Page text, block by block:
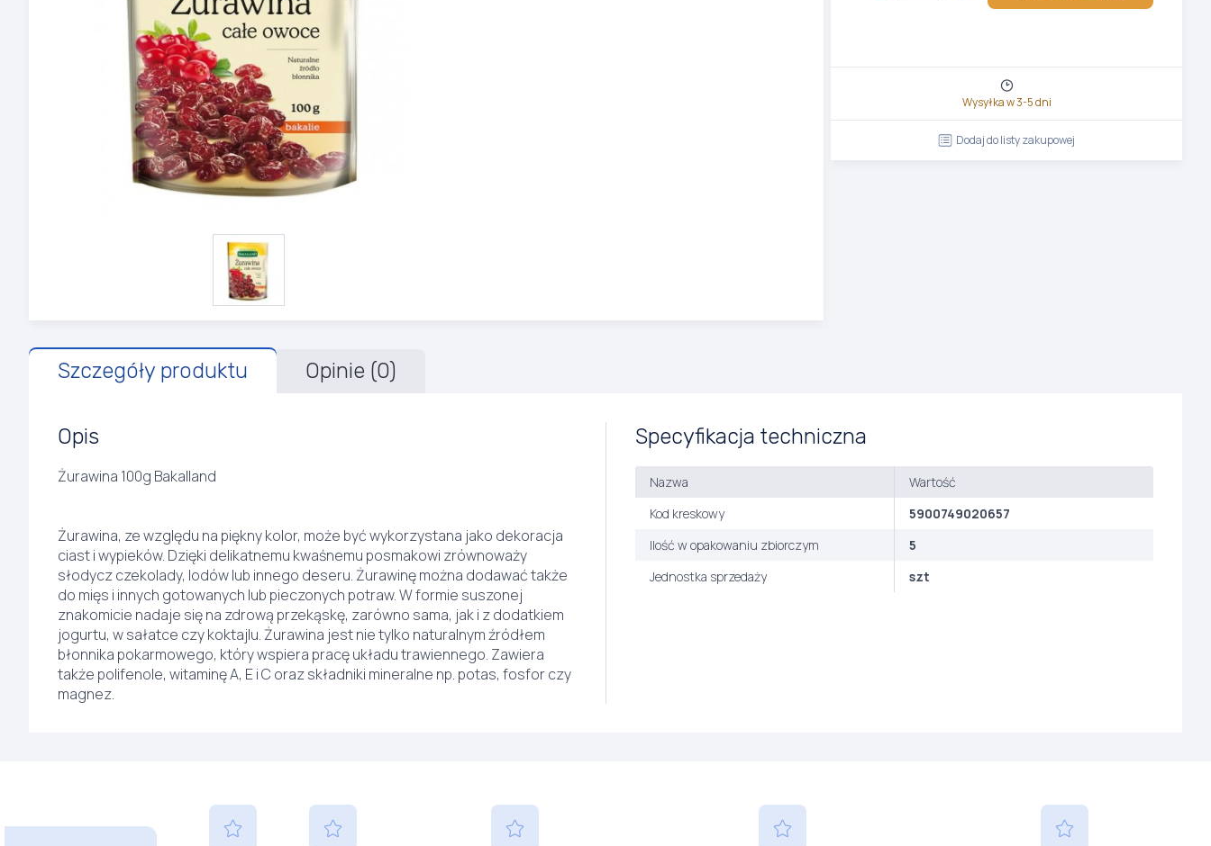
Wysyłka w 3-5 dni
Dodaj do listy zakupowej
Szczegóły produktu Opinie (0)
Opis
Żurawina 100g Bakalland
Żurawina, ze względu na piękny kolor, może być wykorzystana jako dekoracja
ciast i wypieków. Dzięki delikatnemu kwaśnemu posmakowi zrównoważy
słodycz czekolady, lodów lub innego deseru. Żurawinę można dodawać także
do mięs i innych gotowanych lub pieczonych potraw. W formie suszonej
znakomicie nadaje się na zdrową przekąskę, zarówno sama, jak i z dodatkiem
jogurtu, w sałatce czy koktajlu. Żurawina jest nie tylko naturalnym źródłem
błonnika pokarmowego, który wspiera pracę układu trawiennego. Zawiera
także polifenole, witaminę A, E i C oraz składniki mineralne np. potas, fosfor czy
magnez.
Specyfikacja techniczna
Nazwa
Wartość
Kod kreskowy
5900749020657
Ilość w opakowaniu zbiorczym
5
Jednostka sprzedaży
szt